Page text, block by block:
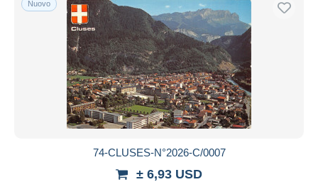
Nuovo
74-CLUSES-N°2026-C/0007
± 6,93 USD